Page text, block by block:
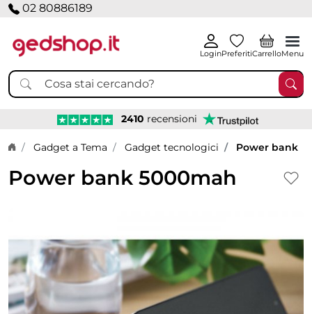
02 80886189
LoginPreferitiCarrelloMenu
2410 recensioni
Home page
Gadget a Tema Gadget tecnologici Power bank
Power bank 5000mah